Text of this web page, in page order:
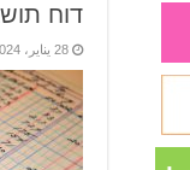
דוח תושב לשנת 2022
28 يناير، 2024